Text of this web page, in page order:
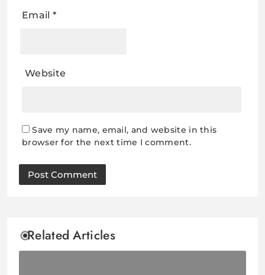
Email *
Website
Save my name, email, and website in this
browser for the next time I comment.
Related Articles